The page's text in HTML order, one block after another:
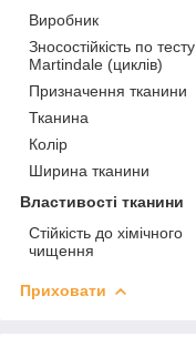
Виробник
Зносостійкість по тесту
Martindale (циклів)
Призначення тканини
Тканина
Колір
Ширина тканини
Властивості тканини
Стійкість до хімічного
чищення
Приховати